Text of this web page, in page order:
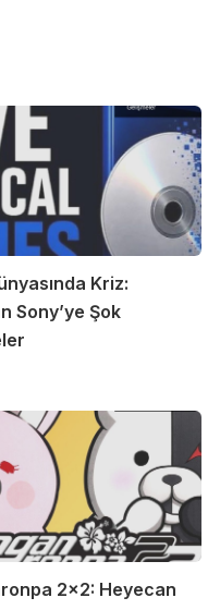
Kriz:
Sony’ye Şok
2×2: Heyecan